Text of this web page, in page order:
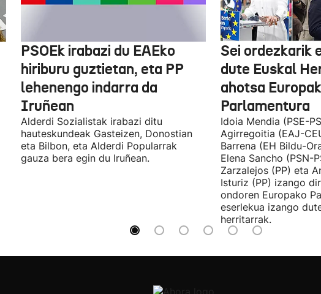
PSOEk irabazi du EAEko
hiriburu guztietan, eta PP
lehenengo indarra da
Iruñean
Alderdi Sozialistak irabazi ditu
hauteskundeak Gasteizen, Donostian
eta Bilbon, eta Alderdi Popularrak
gauza bera egin du Iruñean.
Sei ordezkarik
dute Euskal
ahotsa
Parlamentura
Idoia Mendia (PSE-
Agirregoitia (EAJ-
Barrena (EH Bildu-
Elena Sancho (PSN-
Zarzalejos (PP) eta
Isturiz (PP) izango
ondoren Europako
eserlekua izango
herritarrak.